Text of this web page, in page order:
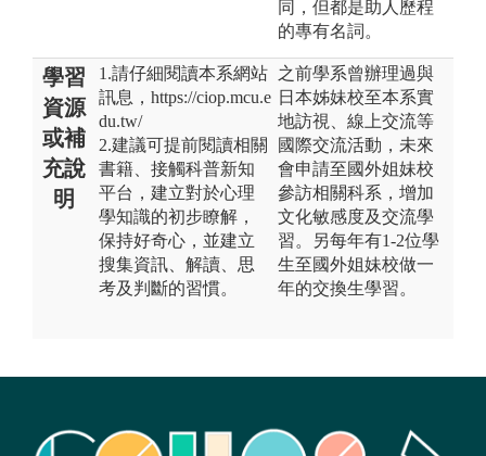
同，但都是助人歷程
的專有名詞。
學習
資源
或補
充說
明
1.請仔細閱讀本系網站
訊息，https://ciop.mcu.e
du.tw/
2.建議可提前閱讀相關
書籍、接觸科普新知
平台，建立對於心理
學知識的初步瞭解，
保持好奇心，並建立
搜集資訊、解讀、思
考及判斷的習慣。
之前學系曾辦理過與
日本姊妹校至本系實
地訪視、線上交流等
國際交流活動，未來
會申請至國外姐妹校
參訪相關科系，增加
文化敏感度及交流學
習。另每年有1-2位學
生至國外姐妹校做一
年的交換生學習。